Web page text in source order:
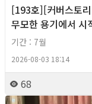
[193호][커버스토
무모한 용기에서 시
기간 : 7월
2026-08-03 18:14
68